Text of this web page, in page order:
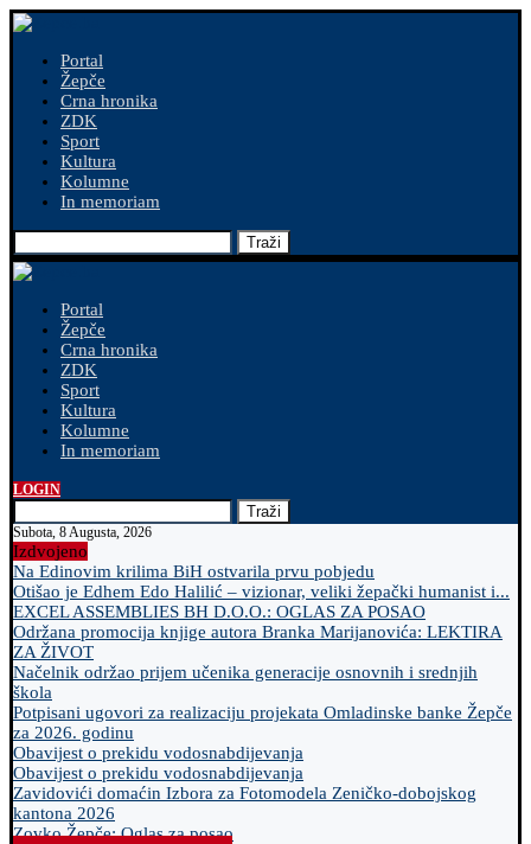
Portal
Žepče
Crna hronika
ZDK
Sport
Kultura
Kolumne
In memoriam
Traži
Portal
Žepče
Crna hronika
ZDK
Sport
Kultura
Kolumne
In memoriam
LOGIN
Traži
Subota, 8 Augusta, 2026
Izdvojeno
Na Edinovim krilima BiH ostvarila prvu pobjedu
Otišao je Edhem Edo Halilić – vizionar, veliki žepački humanist i...
EXCEL ASSEMBLIES BH D.O.O.: OGLAS ZA POSAO
Održana promocija knjige autora Branka Marijanovića: LEKTIRA
ZA ŽIVOT
Načelnik održao prijem učenika generacije osnovnih i srednjih
škola
Potpisani ugovori za realizaciju projekata Omladinske banke Žepče
za 2026. godinu
Obavijest o prekidu vodosnabdijevanja
Obavijest o prekidu vodosnabdijevanja
Zavidovići domaćin Izbora za Fotomodela Zeničko-dobojskog
kantona 2026
Zovko Žepče: Oglas za posao